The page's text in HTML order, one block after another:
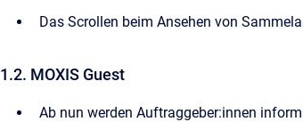
Das Scrollen beim Ansehen von
1.2. MOXIS Guest
Ab nun werden Auftraggeber:innen